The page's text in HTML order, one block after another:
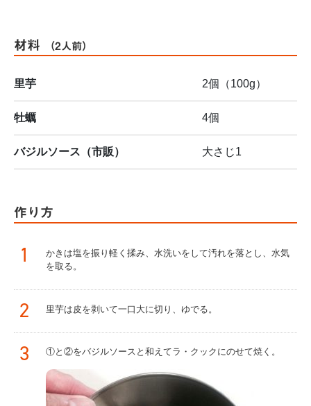
材料 （2人前）
里芋 2個（100g）
牡蠣 4個
バジルソース（市販） 大さじ1
作り方
1
かきは塩を振り軽く揉み、水洗いをして汚れを落とし、水気
を取る。
2 里芋は皮を剥いて一口大に切り、ゆでる。
3 ①と②をバジルソースと和えてラ・クックにのせて焼く。